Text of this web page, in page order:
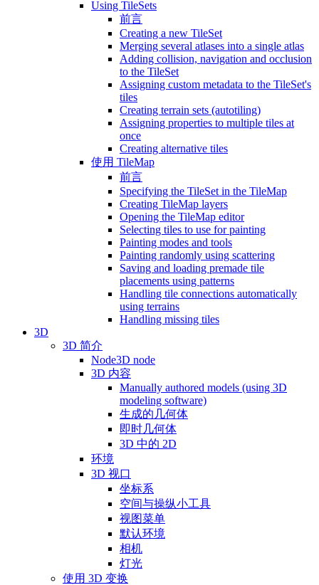
Using TileSets
前言
Creating a new TileSet
Merging several atlases into a single atlas
Adding collision, navigation and occlusion
to the TileSet
Assigning custom metadata to the TileSet's
tiles
Creating terrain sets (autotiling)
Assigning properties to multiple tiles at
once
Creating alternative tiles
使用 TileMap
前言
Specifying the TileSet in the TileMap
Creating TileMap layers
Opening the TileMap editor
Selecting tiles to use for painting
Painting modes and tools
Painting randomly using scattering
Saving and loading premade tile
placements using patterns
Handling tile connections automatically
using terrains
Handling missing tiles
3D
3D 简介
Node3D node
3D 内容
Manually authored models (using 3D
modeling software)
生成的几何体
即时几何体
3D 中的 2D
环境
3D 视口
坐标系
空间与操纵小工具
视图菜单
默认环境
相机
灯光
使用 3D 变换